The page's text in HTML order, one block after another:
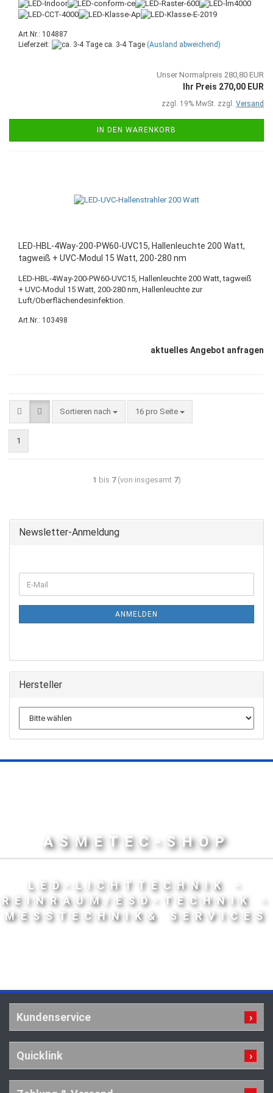
Art.Nr.: 104887
Lieferzeit:
ca. 3-4 Tage (Ausland abweichend)
Unser Normalpreis 280,80 EUR
Ihr Preis 270,00 EUR
zzgl. 19% MwSt. zzgl. Versand
IN DEN WARENKORB
LED-HBL-4Way-200-PW60-UVC15, Hallenleuchte 200 Watt,
tagweiß + UVC-Modul 15 Watt, 200-280 nm
LED-HBL-4Way-200-PW60-UVC15, Hallenleuchte 200 Watt, tagweiß
+ UVC-Modul 15 Watt, 200-280 nm, Hallenleuchte zur
Luft/Oberflächendesinfektion.
Art.Nr.: 103498
aktuelles Angebot anfragen
Sortieren nach 16 pro Seite
1
1 bis 7(von insgesamt 7)
Newsletter-Anmeldung
ANMELDEN
Hersteller
ASMETEC-SHOP
LED-LICHTTECHNIK -
REINRAUM/ESD-TECHNIK -
MESSTECHNIK& SERVICES
Kundenservice
Quicklink